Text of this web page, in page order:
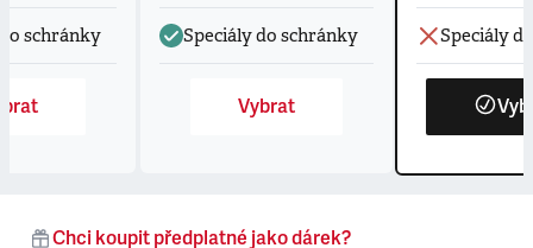
schránky Speciály do schránky
Vybrat
Speciály
Chci koupit předplatné jako dárek?